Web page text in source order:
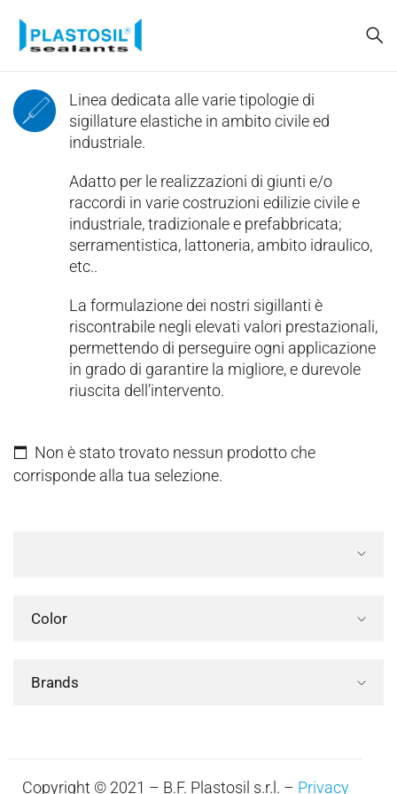
Linea dedicata alle varie tipologie di
sigillature elastiche in ambito civile ed
industriale.
Adatto per le realizzazioni di giunti e/o
raccordi in varie costruzioni edilizie civile e
industriale, tradizionale e prefabbricata;
serramentistica, lattoneria, ambito idraulico,
etc..
La formulazione dei nostri sigillanti è
riscontrabile negli elevati valori prestazionali,
permettendo di perseguire ogni applicazione
in grado di garantire la migliore, e durevole
riuscita dell’intervento.
Non è stato trovato nessun prodotto che
corrisponde alla tua selezione.
Color
Brands
Copyright © 2021 – B.F. Plastosil s.r.l. – Privacy